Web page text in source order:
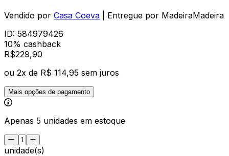
Vendido por Casa Coeva | Entregue por MadeiraMadeira
ID: 584979426
10% cashback
R$229,90
ou 2x de R$ 114,95 sem juros
Mais opções de pagamento
Apenas 5 unidades em estoque
unidade(s)